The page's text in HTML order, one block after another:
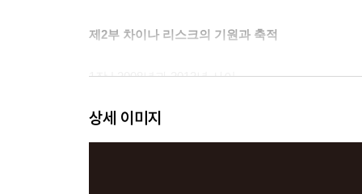
제2부 차이나 리스크의 기원과 축적
1장 | 2008년과 2012년 사이
3장 | 중국 특색의 사회주의 시장경제
4장 | 비상하는 붉은 용
상세 이미지